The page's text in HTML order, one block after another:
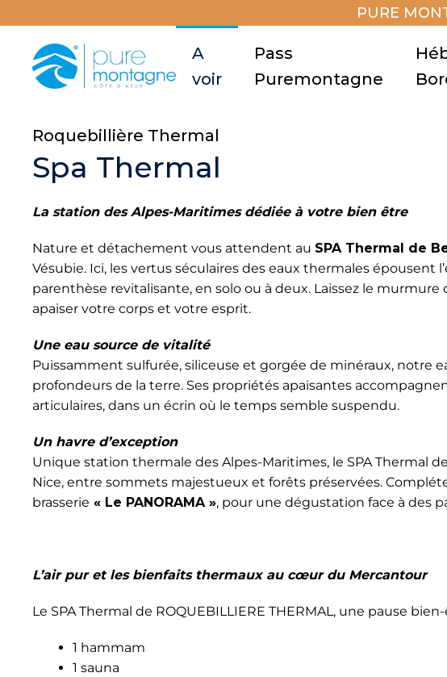
PURE
A
voir
Pass
Puremontagne
Roquebillière Thermal
Spa Thermal
La station des Alpes-Maritimes dédiée à votre bien être
Nature et détachement vous attendent au SPA Thermal de
Vésubie. Ici, les vertus séculaires des eaux thermales épousent
parenthèse revitalisante, en solo ou à deux. Laissez le
apaiser votre corps et votre esprit.
Une eau source de vitalité
Puissamment sulfurée, siliceuse et gorgée de minéraux, notre
profondeurs de la terre. Ses propriétés apaisantes
articulaires, dans un écrin où le temps semble suspendu.
Un havre d’exception
Unique station thermale des Alpes-Maritimes, le SPA Thermal
Nice, entre sommets majestueux et forêts préservées.
brasserie « Le PANORAMA », pour une dégustation face à des
L’air pur et les bienfaits thermaux au cœur du Mercantour
Le SPA Thermal de ROQUEBILLIERE THERMAL, une pause
1 hammam
1 sauna